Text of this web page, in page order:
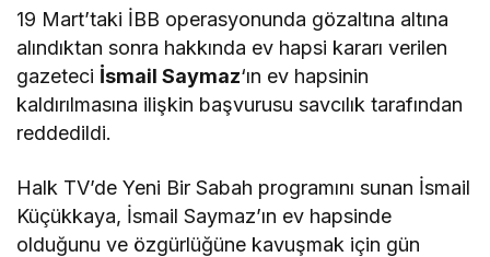
19 Mart’taki İBB operasyonunda gözaltına altına
alındıktan sonra hakkında ev hapsi kararı verilen
gazeteci İsmail Saymaz‘ın ev hapsinin
kaldırılmasına ilişkin başvurusu savcılık tarafından
reddedildi.
Halk TV’de Yeni Bir Sabah programını sunan İsmail
Küçükkaya, İsmail Saymaz’ın ev hapsinde
olduğunu ve özgürlüğüne kavuşmak için gün